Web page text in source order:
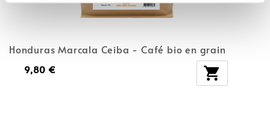
Honduras Marcala Ceiba - Café bio en grain
9,80 € 